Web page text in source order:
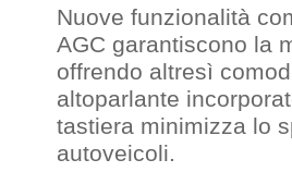
Nuove funzionalità
AGC garantiscono la
offrendo altresì
altoparlante
tastiera minimizza lo
autoveicoli.